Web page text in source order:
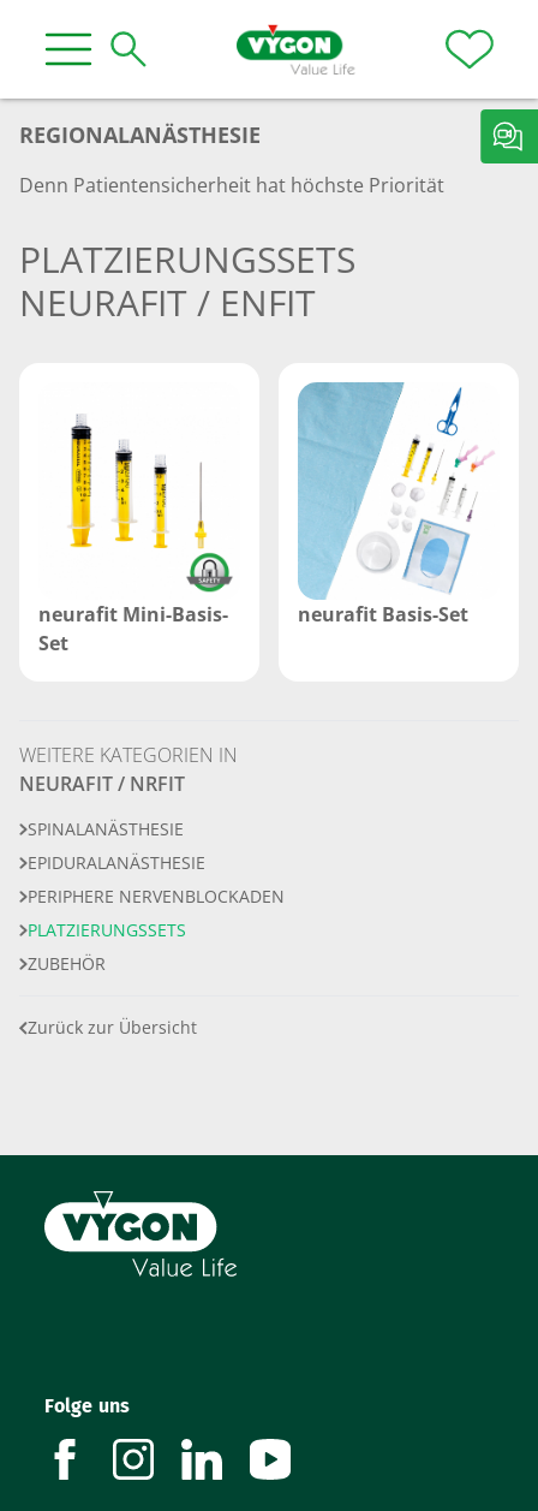
REGIONALANÄSTHESIE
Denn Patientensicherheit hat höchste Priorität
PLATZIERUNGSSETS
NEURAFIT / ENFIT
neurafit Mini-Basis-
Set
neurafit Basis-Set
WEITERE KATEGORIEN IN
NEURAFIT / NRFIT
SPINALANÄSTHESIE
EPIDURALANÄSTHESIE
PERIPHERE NERVENBLOCKADEN
PLATZIERUNGSSETS
ZUBEHÖR
Zurück zur Übersicht
Folge uns